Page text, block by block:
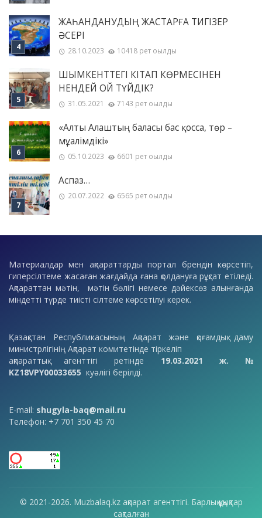
ЖАҺАНДАНУДЫҢ ЖАСТАРҒА ТИГІЗЕР
ӘСЕРІ
28.10.2023 10418 рет оқылды
ШЫМКЕНТТЕГІ КІТАП КӨРМЕСІНЕН
НЕНДЕЙ ОЙ ТҮЙДІК?
31.05.2021 7143 рет оқылды
«Алты Алаштың баласы бас қосса, төр –
мұғалімдікі»
05.10.2023 6601 рет оқылды
Аспаз…
20.07.2022 6565 рет оқылды
Материалдар мен ақпараттарды портал брендін көрсетіп,
гиперсілтеме жасаған жағдайда ғана қолдануға рұқсат етіледі.
Ақпараттан мәтін, мәтін бөлігі немесе дәйексөз алынғанда
міндетті түрде тиісті сілтеме көрсетілуі керек.
Қазақстан Республикасының Ақпарат және қоғамдық даму
министрлігінің Ақпарат комитетінде тіркеліп
ақпараттық агенттігі ретінде 19.03.2021 ж. №
KZ18VPY00033655 куәлігі берілді.
E-mail: shugyla-baq@mail.ru
Телефон: +7 701 350 45 70
© 2021-2026. Muzbalaq.kz ақпарат агенттігі. Барлық құқықтар
сақталған